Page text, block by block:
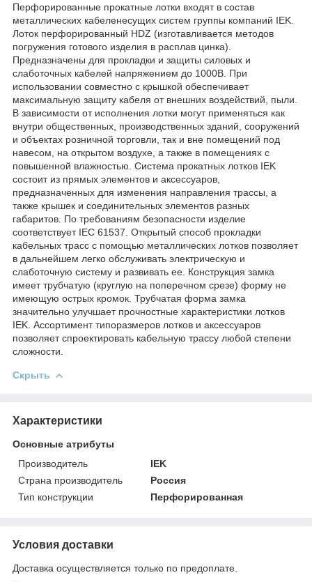
Перфорированные прокатные лотки входят в состав
металлических кабеленесущих систем группы компаний IEK.
Лоток перфорированный HDZ (изготавливается методов
погружения готового изделия в расплав цинка).
Предназначены для прокладки и защиты силовых и
слаботочных кабелей напряжением до 1000В. При
использовании совместно с крышкой обеспечивает
максимальную защиту кабеля от внешних воздействий, пыли.
В зависимости от исполнения лотки могут применяться как
внутри общественных, производственных зданий, сооружений
и объектах розничной торговли, так и вне помещений под
навесом, на открытом воздухе, а также в помещениях с
повышенной влажностью. Система прокатных лотков IEK
состоит из прямых элементов и аксессуаров,
предназначенных для изменения направления трассы, а
также крышек и соединительных элементов разных
габаритов. По требованиям безопасности изделие
соответствует IEC 61537. Открытый способ прокладки
кабельных трасс с помощью металлических лотков позволяет
в дальнейшем легко обслуживать электрическую и
слаботочную систему и развивать ее. Конструкция замка
имеет трубчатую (круглую на поперечном срезе) форму не
имеющую острых кромок. Трубчатая форма замка
значительно улучшает прочностные характеристики лотков
IEK. Ассортимент типоразмеров лотков и аксессуаров
позволяет спроектировать кабельную трассу любой степени
сложности.
Скрыть
Характеристики
Основные атрибуты
Производитель
IEK
Страна производитель
Россия
Тип конструкции
Перфорированная
Условия доставки
Доставка осуществляется только по предоплате.